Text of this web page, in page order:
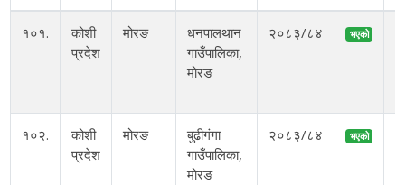
१०१.
कोशी
प्रदेश
मोरङ
धनपालथान
गाउँपालिका,
मोरङ
२०८३/८४ भएको
१०२.
कोशी
प्रदेश
मोरङ
बुढीगंगा
गाउँपालिका,
मोरङ
२०८३/८४ भएको